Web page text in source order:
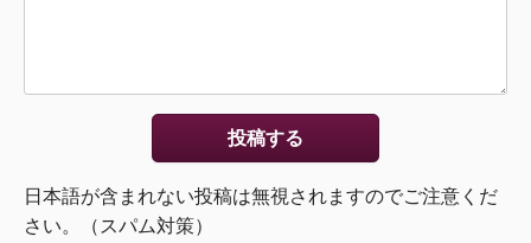
日本語が含まれない投稿は無視されますのでご注意くだ
さい。（スパム対策）